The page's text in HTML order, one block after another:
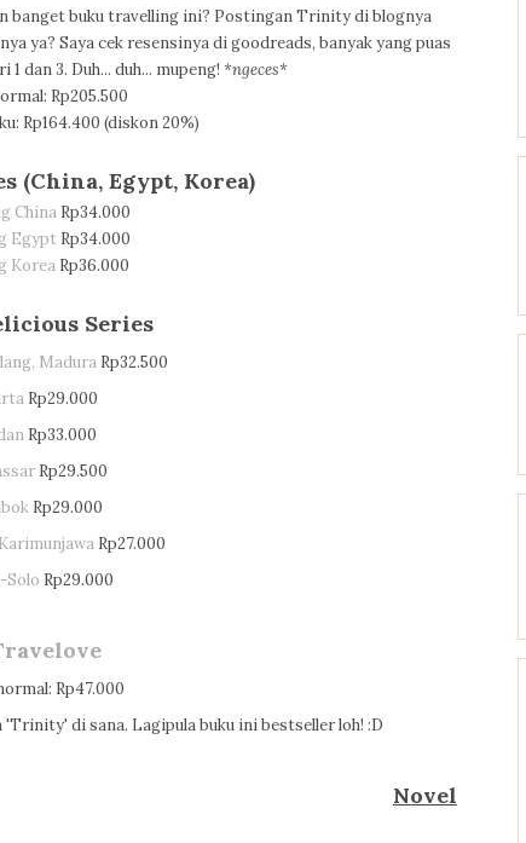
banget buku travelling ini? Postingan Trinity di blognya
ya? Saya cek resensinya di goodreads, banyak yang puas
dan 3. Duh... duh... mupeng! *ngeces*
Rp205.500
Rp164.400 (diskon 20%)
(China, Egypt, Korea)
ChinaRp34.000
Egypt Rp34.000
Korea Rp36.000
Series
Madura Rp32.500
Rp29.000
Rp33.000
Rp29.500
Rp29.000
Rp27.000
Solo Rp29.000
Rp47.000
'Trinity' di sana. Lagipula buku ini bestseller loh! :D
Novel